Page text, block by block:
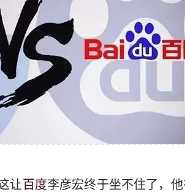
让 百度李彦宏终于坐不住了，他